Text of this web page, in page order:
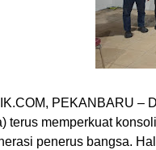
PEKANBARU –
terus memperkuat
penerus bangsa.